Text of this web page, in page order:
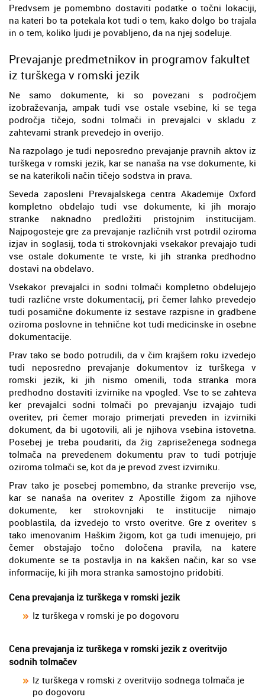
Predvsem je pomembno dostaviti podatke o točni lokaciji,
na kateri bo ta potekala kot tudi o tem, kako dolgo bo trajala
in o tem, koliko ljudi je povabljeno, da na njej sodeluje.
Prevajanje predmetnikov in programov fakultet
iz turškega v romski jezik
Ne samo dokumente, ki so povezani s področjem
izobraževanja, ampak tudi vse ostale vsebine, ki se tega
področja tičejo, sodni tolmači in prevajalci v skladu z
zahtevami strank prevedejo in overijo.
Na razpolago je tudi neposredno prevajanje pravnih aktov iz
turškega v romski jezik, kar se nanaša na vse dokumente, ki
se na katerikoli način tičejo sodstva in prava.
Seveda zaposleni Prevajalskega centra Akademije Oxford
kompletno obdelajo tudi vse dokumente, ki jih morajo
stranke naknadno predložiti pristojnim institucijam.
Najpogosteje gre za prevajanje različnih vrst potrdil oziroma
izjav in soglasij, toda ti strokovnjaki vsekakor prevajajo tudi
vse ostale dokumente te vrste, ki jih stranka predhodno
dostavi na obdelavo.
Vsekakor prevajalci in sodni tolmači kompletno obdelujejo
tudi različne vrste dokumentacij, pri čemer lahko prevedejo
tudi posamične dokumente iz sestave razpisne in gradbene
oziroma poslovne in tehnične kot tudi medicinske in osebne
dokumentacije.
Prav tako se bodo potrudili, da v čim krajšem roku izvedejo
tudi neposredno prevajanje dokumentov iz turškega v
romski jezik, ki jih nismo omenili, toda stranka mora
predhodno dostaviti izvirnike na vpogled. Vse to se zahteva
ker prevajalci sodni tolmači po prevajanju izvajajo tudi
overitev, pri čemer morajo primerjati preveden in izvirniki
dokument, da bi ugotovili, ali je njihova vsebina istovetna.
Posebej je treba poudariti, da žig zapriseženega sodnega
tolmača na prevedenem dokumentu prav to tudi potrjuje
oziroma tolmači se, kot da je prevod zvest izvirniku.
Prav tako je posebej pomembno, da stranke preverijo vse,
kar se nanaša na overitev z Apostille žigom za njihove
dokumente, ker strokovnjaki te institucije nimajo
pooblastila, da izvedejo to vrsto overitve. Gre z overitev s
tako imenovanim Haškim žigom, kot ga tudi imenujejo, pri
čemer obstajajo točno določena pravila, na katere
dokumente se ta postavlja in na kakšen način, kar so vse
informacije, ki jih mora stranka samostojno pridobiti.
Cena prevajanja iz turškega v romski jezik
Iz turškega v romski je po dogovoru
Cena prevajanja iz turškega v romski jezik z overitvijo
sodnih tolmačev
Iz turškega v romski z overitvijo sodnega tolmača je
po dogovoru